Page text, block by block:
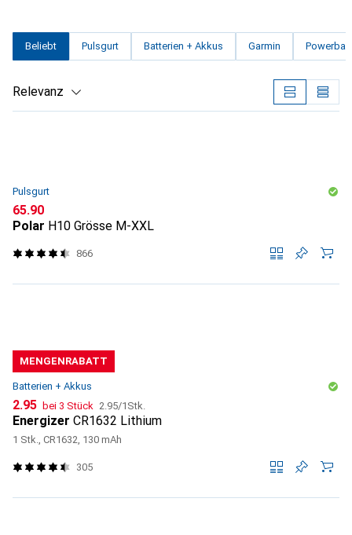
Beliebt Pulsgurt Batterien + Akkus Garmin
Relevanz
Pulsgurt
CHF
65.90
Polar H10 Grösse M-XXL
866
MENGENRABATT
Batterien + Akkus
CHF
2.95 bei 3 Stück CHF
2.95/1Stk.
Energizer CR1632 Lithium
1 Stk., CR1632, 130 mAh
305